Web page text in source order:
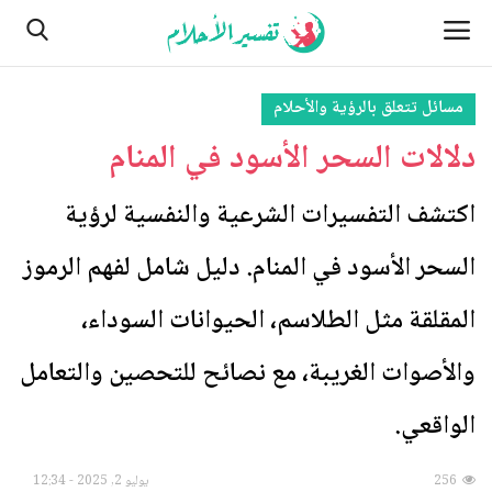
الصفحة الرئيسية
من نحن
النباتات
مسائل تتعلق بالرؤية والأحلام
اتصل بنا
الأماكن
الطبيعة وأحوالها
مسائل تتعلق بالرؤية والأحلام
دلالات السحر الأسود في المنام
اكتشف التفسيرات الشرعية والنفسية لرؤية
السحر الأسود في المنام. دليل شامل لفهم الرموز
المقلقة مثل الطلاسم، الحيوانات السوداء،
والأصوات الغريبة، مع نصائح للتحصين والتعامل
الواقعي.
يوليو 2, 2025 - 12:34 256